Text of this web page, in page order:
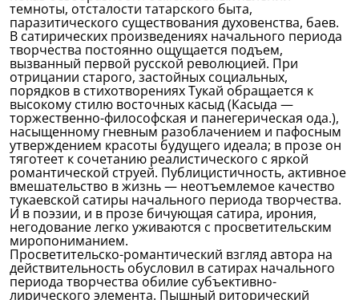
темноты, отсталости татарского быта,
паразитического существования духовенства, баев.
В сатирических произведениях начального периода
творчества постоянно ощущается подъем,
вызванный первой русской революцией. При
отрицании старого, застойных социальных,
порядков в стихотворениях Тукай обращается к
высокому стилю восточных касыд (Касыда —
торжественно-философская и панегерическая ода.),
насыщенному гневным разоблачением и пафосным
утверждением красоты будущего идеала; в прозе он
тяготеет к сочетанию реалистического с яркой
романтической струей. Публицистичность, активное
вмешательство в жизнь — неотъемлемое качество
тукаевской сатиры начального периода творчества.
И в поэзии, и в прозе бичующая сатира, ирония,
негодование легко уживаются с просветительским
миропониманием.
Просветительско-романтический взгляд автора на
действительность обусловил в сатирах начального
периода творчества обилие субъективно-
лирического элемента. Пышный риторический